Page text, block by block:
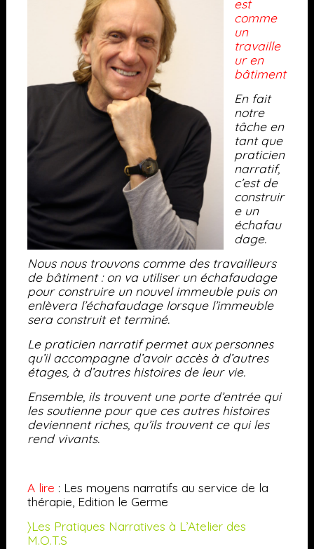
est
comme
un
travaille
ur en
bâtiment
En fait
notre
tâche en
tant que
praticien
narratif,
c’est de
construir
e un
échafau
dage.
Nous nous trouvons comme des travailleurs
de bâtiment : on va utiliser un échafaudage
pour construire un nouvel immeuble puis on
enlèvera l’échafaudage lorsque l’immeuble
sera construit et terminé.
Le praticien narratif permet aux personnes
qu’il accompagne d’avoir accès à d’autres
étages, à d’autres histoires de leur vie.
Ensemble, ils trouvent une porte d’entrée qui
les soutienne pour que ces autres histoires
deviennent riches, qu’ils trouvent ce qui les
rend vivants.
A lire : Les moyens narratifs au service de la
thérapie, Edition le Germe
〉Les Pratiques Narratives à L’Atelier des
M.O.T.S